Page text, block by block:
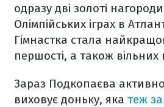
одразу дві золоті
Олімпійських іграх в
Гімнастка стала
першості, а також вільних
Зараз Подкопаєва
виховує доньку, яка теж